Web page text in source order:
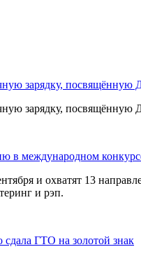
зарядку, посвящённую
зарядку, посвящённую
в международном
и охватят 13
и рэп.
ГТО на золотой знак